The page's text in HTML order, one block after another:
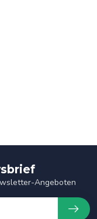
Angeboten